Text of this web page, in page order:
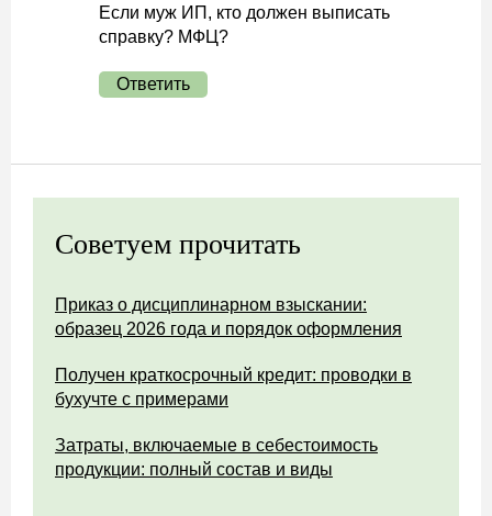
Если муж ИП, кто должен выписать
справку? МФЦ?
Ответить
Советуем прочитать
Приказ о дисциплинарном взыскании:
образец 2026 года и порядок оформления
Получен краткосрочный кредит: проводки в
бухучте с примерами
Затраты, включаемые в себестоимость
продукции: полный состав и виды